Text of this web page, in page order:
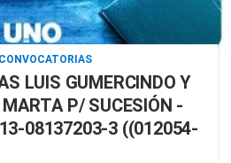
LUIS GUMERCINDO Y
P/ SUCESIÓN -
08137203-3 ((012054-